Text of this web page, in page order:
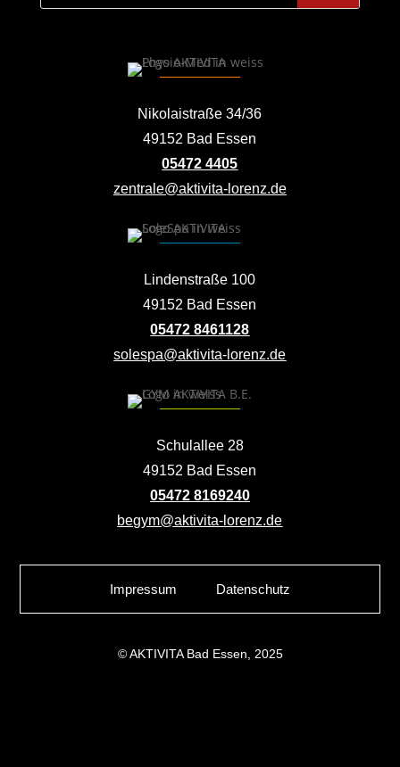
Nikolaistraße 34/36
49152 Bad Essen
05472 4405
zentrale@aktivita-lorenz.de
Lindenstraße 100
49152 Bad Essen
05472 8461128
solespa@aktivita-lorenz.de
Schulallee 28
49152 Bad Essen
05472 8169240
begym@aktivita-lorenz.de
Impressum Datenschutz
© AKTIVITA Bad Essen, 2025